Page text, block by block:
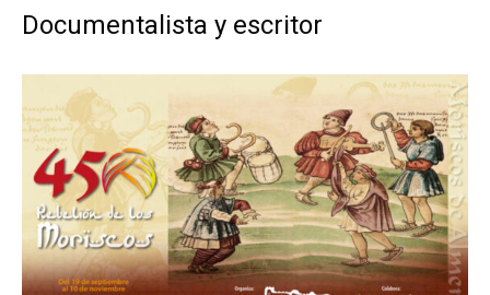
Documentalista y escritor